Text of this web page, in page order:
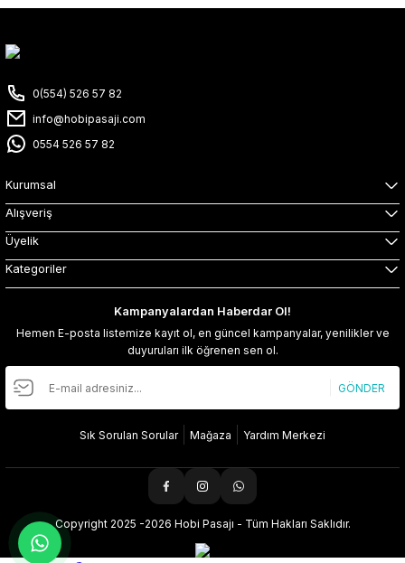
0(554) 526 57 82
info@hobipasaji.com
0554 526 57 82
Kurumsal
Alışveriş
Üyelik
Kategoriler
Kampanyalardan Haberdar Ol!
Hemen E-posta listemize kayıt ol, en güncel kampanyalar, yenilikler ve
duyuruları ilk öğrenen sen ol.
GÖNDER
Sık Sorulan Sorular Mağaza Yardım Merkezi
Copyright 2025 -2026 Hobi Pasajı - Tüm Hakları Saklıdır.